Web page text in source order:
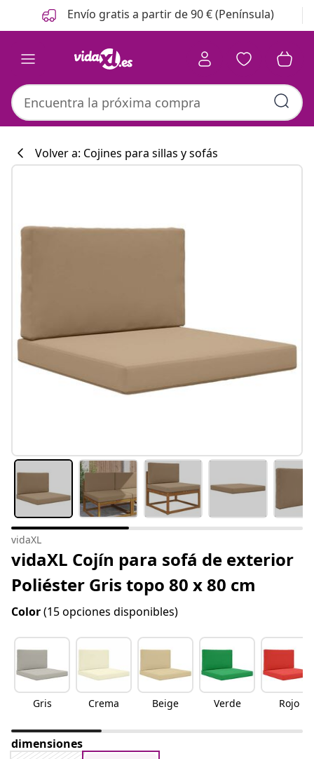
Anterior
Siguiente Envío gratis a partir de 90 € (Península)
Volver a: Cojines para sillas y sofás
vidaXL
vidaXL Cojín para sofá de exterior
Poliéster Gris topo 80 x 80 cm
Color(15 opciones disponibles)
Gris Crema Beige Verde Rojo
dimensiones